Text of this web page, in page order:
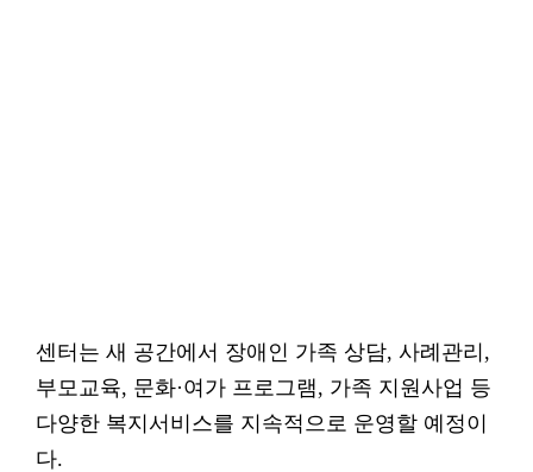
센터는 새 공간에서 장애인 가족 상담, 사례관리,
부모교육, 문화·여가 프로그램, 가족 지원사업 등
다양한 복지서비스를 지속적으로 운영할 예정이
다.